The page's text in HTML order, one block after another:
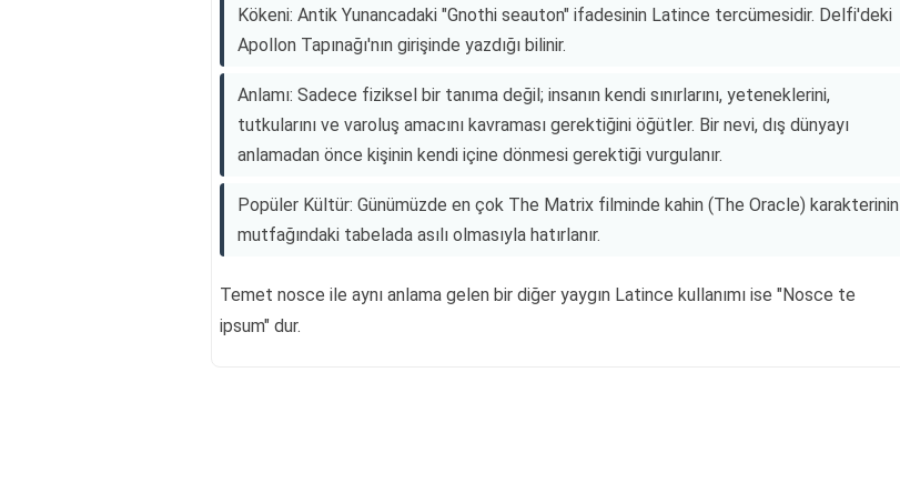
Kökeni: Antik Yunancadaki "Gnothi seauton" ifadesinin Latince tercümesidir. Delfi'deki
Apollon Tapınağı'nın girişinde yazdığı bilinir.
Anlamı: Sadece fiziksel bir tanıma değil; insanın kendi sınırlarını, yeteneklerini,
tutkularını ve varoluş amacını kavraması gerektiğini öğütler. Bir nevi, dış dünyayı
anlamadan önce kişinin kendi içine dönmesi gerektiği vurgulanır.
Popüler Kültür: Günümüzde en çok The Matrix filminde kahin (The Oracle) karakterinin
mutfağındaki tabelada asılı olmasıyla hatırlanır.
Temet nosce ile aynı anlama gelen bir diğer yaygın Latince kullanımı ise "Nosce te
ipsum" dur.